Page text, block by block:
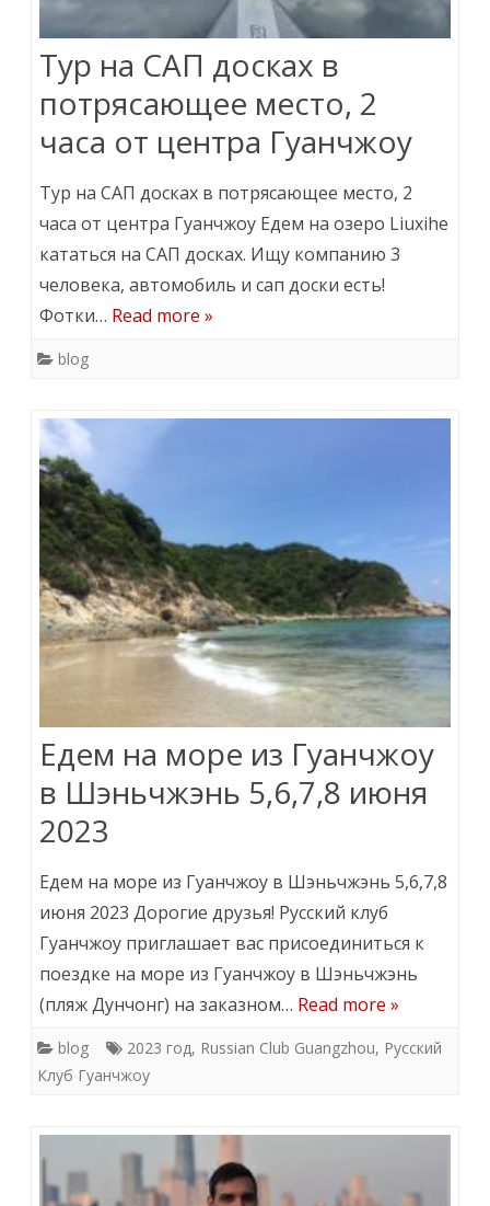
Тур на САП досках в
потрясающее место, 2
часа от центра Гуанчжоу
Тур на САП досках в потрясающее место, 2
часа от центра Гуанчжоу Едем на озеро Liuxihe
кататься на САП досках. Ищу компанию 3
человека, автомобиль и сап доски есть!
Фотки… Read more »
blog
Едем на море из Гуанчжоу
в Шэньчжэнь 5,6,7,8 июня
2023
Едем на море из Гуанчжоу в Шэньчжэнь 5,6,7,8
июня 2023 Дорогие друзья! Русский клуб
Гуанчжоу приглашает вас присоединиться к
поездке на море из Гуанчжоу в Шэньчжэнь
(пляж Дунчонг) на заказном… Read more »
blog 2023 год, Russian Club Guangzhou, Русский
Клуб Гуанчжоу